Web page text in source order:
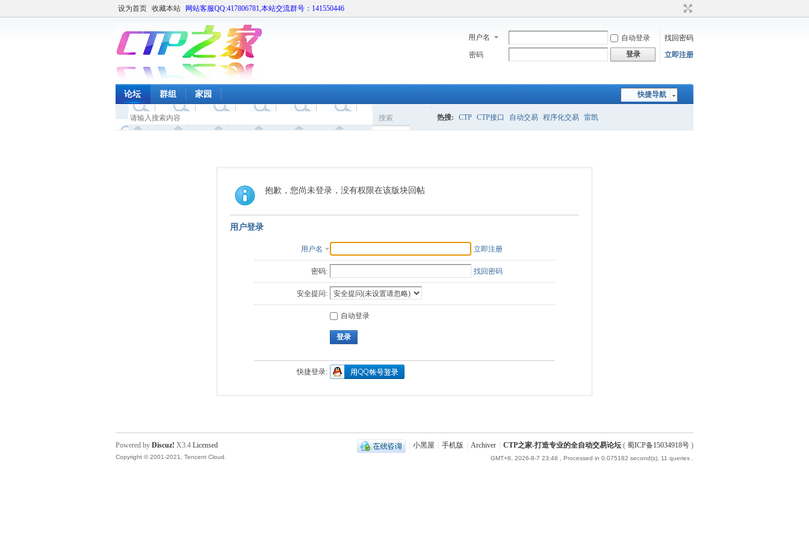
设为首页 收藏本站 网站客服QQ:417806781,本站交流群号：141550446
用户名 自动登录
找回密码
密码
登录 立即注册
快捷导航
论坛 群组 家园
搜索
索
热搜: CTP CTP接口 自动交易 程序化交易 雷凯
抱歉，您尚未登录，没有权限在该版块回帖
用户登录
用户名 立即注册
密码: 找回密码
安全提问:
自动登录
登录
快捷登录:
小黑屋 手机版 Archiver CTP之家-打造专业的全自动交易论坛 ( 蜀ICP备15034918号 )
GMT+8, 2026-8-7 23:46 , Processed in 0.075182 second(s), 11 queries .
Powered by Discuz! X3.4 Licensed
Copyright © 2001-2021, Tencent Cloud.